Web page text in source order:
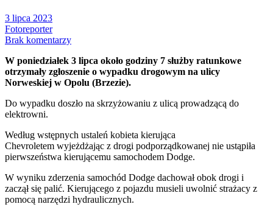
3 lipca 2023
Fotoreporter
Brak komentarzy
W poniedziałek 3 lipca około godziny 7 służby ratunkowe
otrzymały zgłoszenie o wypadku drogowym na ulicy
Norweskiej w Opolu (Brzezie).
Do wypadku doszło na skrzyżowaniu z ulicą prowadzącą do
elektrowni.
Według wstępnych ustaleń kobieta kierująca
Chevroletem wyjeżdżając z drogi podporządkowanej nie ustąpiła
pierwszeństwa kierującemu samochodem Dodge.
W wyniku zderzenia samochód Dodge dachował obok drogi i
zaczął się palić. Kierującego z pojazdu musieli uwolnić strażacy z
pomocą narzędzi hydraulicznych.